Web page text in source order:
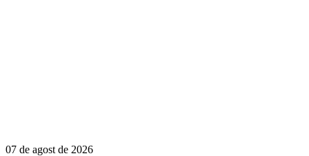
07 de agost de 2026